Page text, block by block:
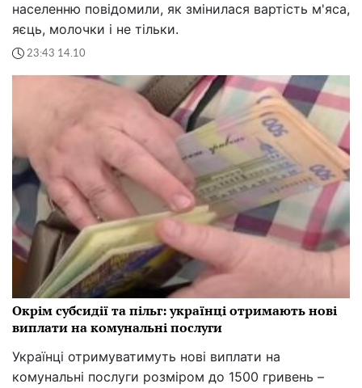
населенню повідомили, як змінилася вартість м'яса,
яєць, молочки і не тільки.
23:43 14.10
Окрім субсидії та пільг: українці отримають нові
виплати на комунальні послуги
Українці отримуватимуть нові виплати на
комунальні послуги розміром до 1500 гривень –